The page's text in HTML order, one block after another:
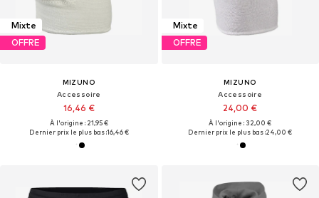
Mixte
OFFRE
MIZUNO
Accessoire
16,46 €
À l'origine : 21,95 €
Dernier prix le plus bas :16,46 €
Mixte
OFFRE
MIZUNO
Accessoire
24,00 €
À l'origine : 32,00 €
Dernier prix le plus bas :24,00 €